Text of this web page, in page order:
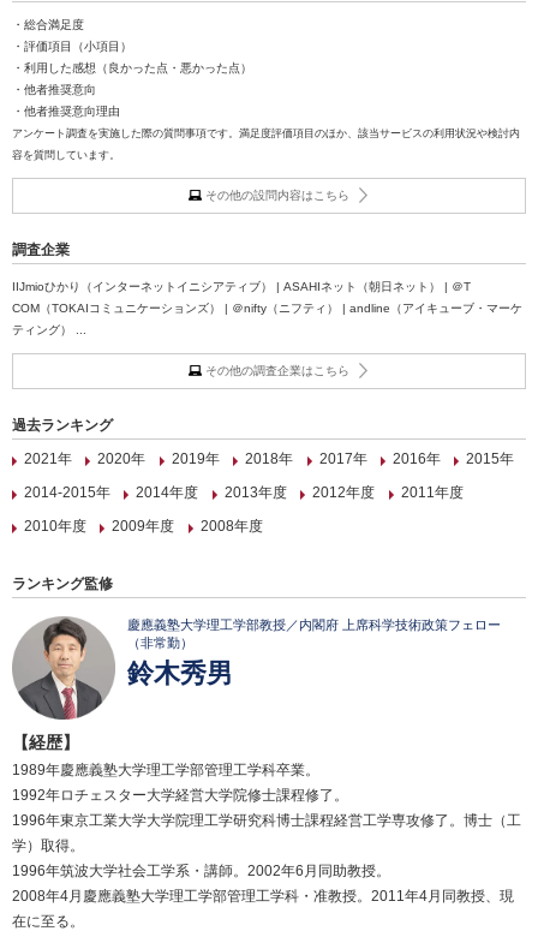
・総合満足度
・評価項目（小項目）
・利用した感想（良かった点・悪かった点）
・他者推奨意向
・他者推奨意向理由
アンケート調査を実施した際の質問事項です。満足度評価項目のほか、該当サービスの利用状況や検討内
容を質問しています。
その他の設問内容はこちら
調査企業
IIJmioひかり（インターネットイニシアティブ） | ASAHIネット（朝日ネット） | ＠T
COM（TOKAIコミュニケーションズ） | ＠nifty（ニフティ） | andline（アイキューブ・マーケ
ティング） ...
その他の調査企業はこちら
過去ランキング
2021年
2020年 2019年 2018年 2017年 2016年
2015年
2014-2015年
2014年度 2013年度 2012年度
2011年度
2010年度
2009年度 2008年度
ランキング監修
慶應義塾大学理工学部教授／内閣府 上席科学技術政策フェロー
（非常勤）
鈴木秀男
【経歴】
1989年慶應義塾大学理工学部管理工学科卒業。
1992年ロチェスター大学経営大学院修士課程修了。
1996年東京工業大学大学院理工学研究科博士課程経営工学専攻修了。博士（工
学）取得。
1996年筑波大学社会工学系・講師。2002年6月同助教授。
2008年4月慶應義塾大学理工学部管理工学科・准教授。2011年4月同教授、現
在に至る。